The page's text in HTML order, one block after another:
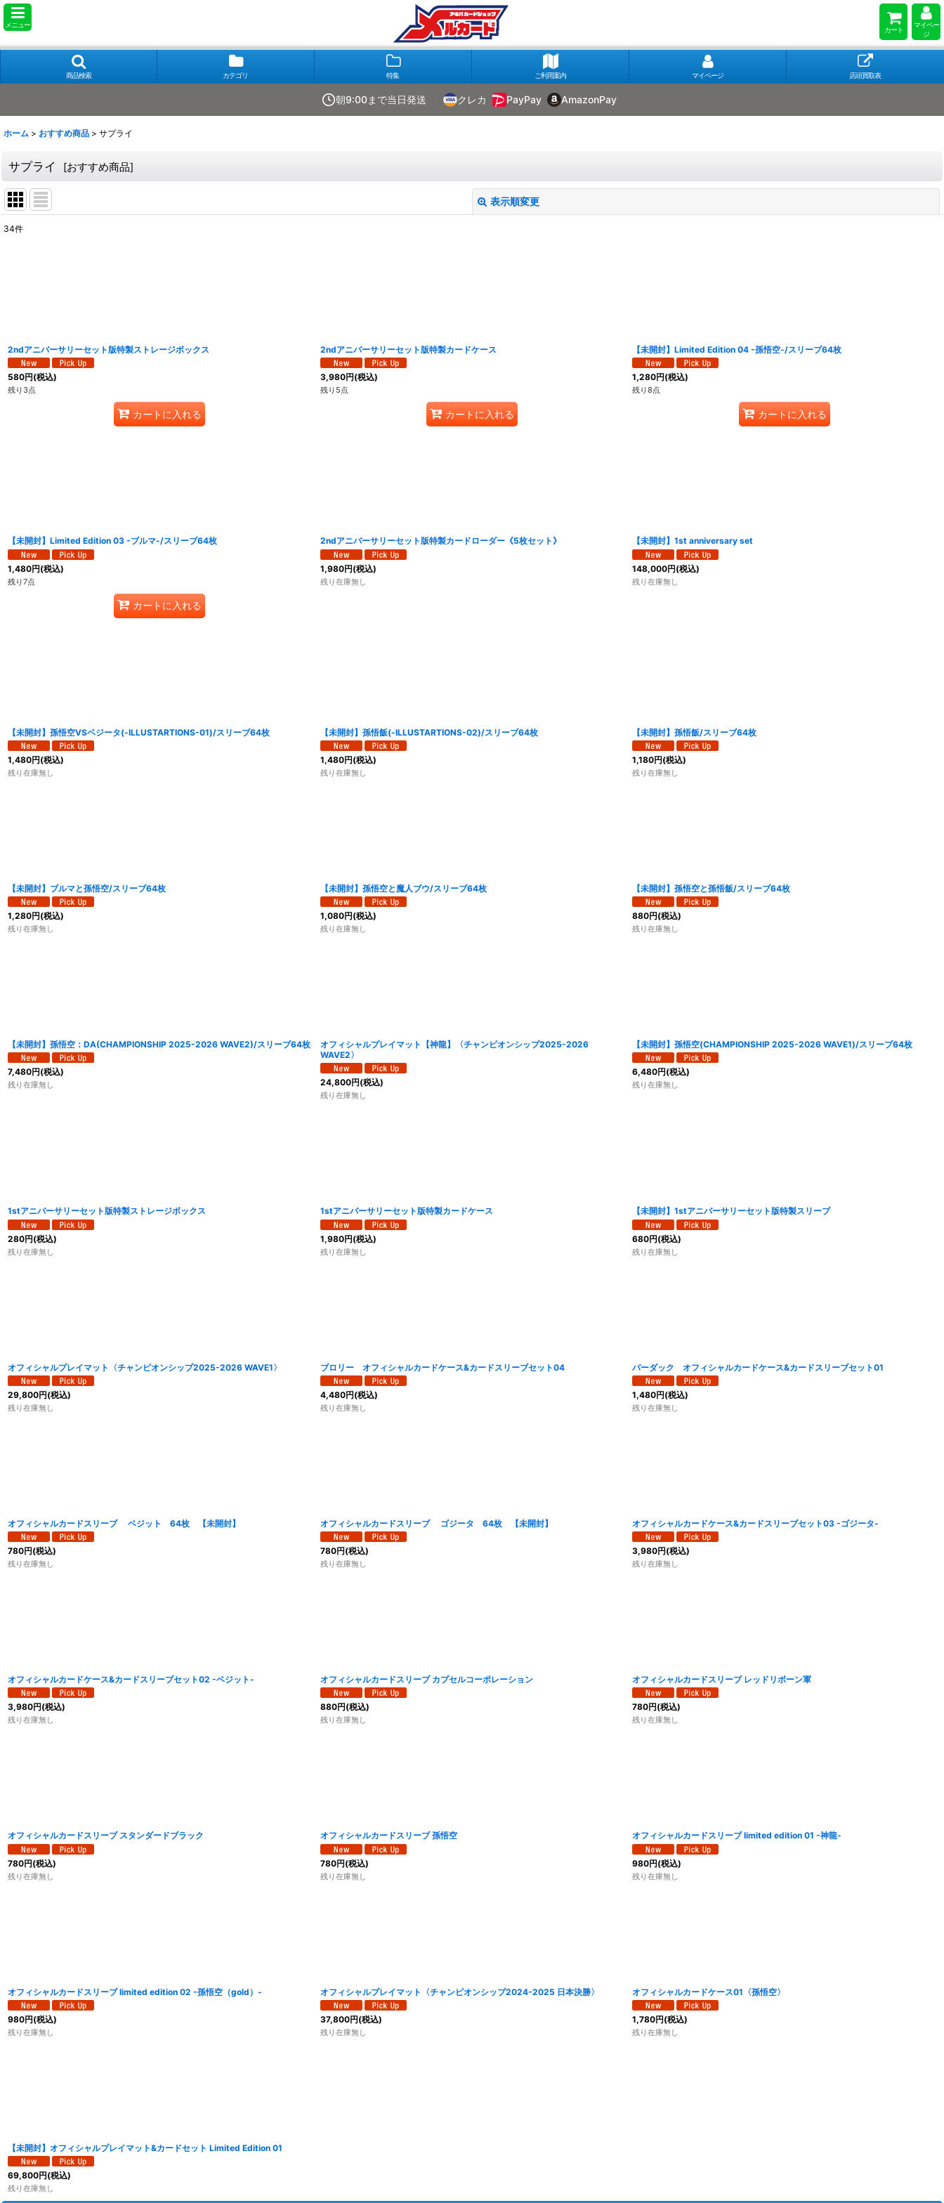
メニュー
カート
マイペー
ジ
商品検索 カテゴリ 特集 ご利用案内 マイページ 店頭買取表
朝9:00まで当日発送 クレカ PayPay AmazonPay
ホーム > おすすめ商品 > サプライ
サプライ [おすすめ商品]
表示順変更
絞り込む
34件
2ndアニバーサリーセット版特製ストレージボックス
580円(税込)
残り3点
カートに入れる
2ndアニバーサリーセット版特製カードケース
3,980円(税込)
残り5点
カートに入れる
【未開封】Limited Edition 04 -孫悟空-/スリーブ64枚
1,280円(税込)
残り8点
カートに入れる
【未開封】Limited Edition 03 -ブルマ-/スリーブ64枚
1,480円(税込)
残り7点
カートに入れる
2ndアニバーサリーセット版特製カードローダー《5枚セット》
1,980円(税込)
残り在庫無し
【未開封】1st anniversary set
148,000円(税込)
残り在庫無し
【未開封】孫悟空VSベジータ(-ILLUSTARTIONS-01)/スリーブ64枚
1,480円(税込)
残り在庫無し
【未開封】孫悟飯(-ILLUSTARTIONS-02)/スリーブ64枚
1,480円(税込)
残り在庫無し
【未開封】孫悟飯/スリーブ64枚
1,180円(税込)
残り在庫無し
【未開封】ブルマと孫悟空/スリーブ64枚
1,280円(税込)
残り在庫無し
【未開封】孫悟空と魔人ブウ/スリーブ64枚
1,080円(税込)
残り在庫無し
【未開封】孫悟空と孫悟飯/スリーブ64枚
880円(税込)
残り在庫無し
【未開封】孫悟空：DA(CHAMPIONSHIP 2025-2026 WAVE2)/スリーブ64枚
7,480円(税込)
残り在庫無し
オフィシャルプレイマット【神龍】〈チャンピオンシップ2025-2026
WAVE2〉
24,800円(税込)
残り在庫無し
【未開封】孫悟空(CHAMPIONSHIP 2025-2026 WAVE1)/スリーブ64枚
6,480円(税込)
残り在庫無し
1stアニバーサリーセット版特製ストレージボックス
280円(税込)
残り在庫無し
1stアニバーサリーセット版特製カードケース
1,980円(税込)
残り在庫無し
【未開封】1stアニバーサリーセット版特製スリーブ
680円(税込)
残り在庫無し
オフィシャルプレイマット〈チャンピオンシップ2025-2026 WAVE1〉
29,800円(税込)
残り在庫無し
ブロリー オフィシャルカードケース&カードスリーブセット04
4,480円(税込)
残り在庫無し
バーダック オフィシャルカードケース&カードスリーブセット01
1,480円(税込)
残り在庫無し
オフィシャルカードスリーブ ベジット 64枚 【未開封】
780円(税込)
残り在庫無し
オフィシャルカードスリーブ ゴジータ 64枚 【未開封】
780円(税込)
残り在庫無し
オフィシャルカードケース&カードスリーブセット03 -ゴジータ-
3,980円(税込)
残り在庫無し
オフィシャルカードケース&カードスリーブセット02 -ベジット-
3,980円(税込)
残り在庫無し
オフィシャルカードスリーブ カプセルコーポレーション
880円(税込)
残り在庫無し
オフィシャルカードスリーブ レッドリボーン軍
780円(税込)
残り在庫無し
オフィシャルカードスリーブ スタンダードブラック
780円(税込)
残り在庫無し
オフィシャルカードスリーブ 孫悟空
780円(税込)
残り在庫無し
オフィシャルカードスリーブ limited edition 01 -神龍-
980円(税込)
残り在庫無し
オフィシャルカードスリーブ limited edition 02 -孫悟空（gold）-
980円(税込)
残り在庫無し
オフィシャルプレイマット〈チャンピオンシップ2024-2025 日本決勝〉
37,800円(税込)
残り在庫無し
オフィシャルカードケース01〈孫悟空〉
1,780円(税込)
残り在庫無し
【未開封】オフィシャルプレイマット&カードセット Limited Edition 01
69,800円(税込)
残り在庫無し